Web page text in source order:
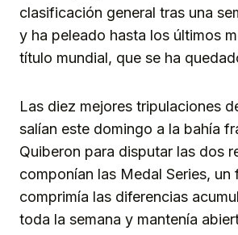
clasificación general tras una
y ha peleado hasta los últimos
título mundial, que se ha
Las diez mejores tripulaciones
salían este domingo a la bahía
Quiberon para disputar las dos
componían las Medal Series, un
comprimía las diferencias
toda la semana y mantenía